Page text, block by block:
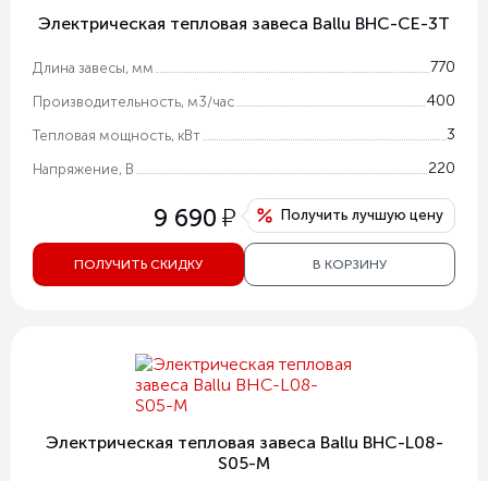
Электрическая тепловая завеса Ballu BHC-CE-3T
Длина завесы, мм 770
Производительность, м3/час 400
Тепловая мощность, кВт 3
Напряжение, В 220
9 690 у Получить лучшую цену
ПОЛУЧИТЬ СКИДКУ В КОРЗИНУ
Электрическая тепловая завеса Ballu BHC-L08-
S05-M